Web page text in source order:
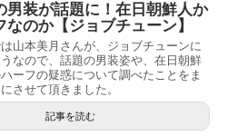
男装が話題に！在日朝鮮人か
なのか【ジョブチューン】
山本美月さんが、ジョブチューンに
なので、話題の男装姿や、在日朝鮮
ーフの疑惑について調べたことをま
させて頂きました。
記事を読む